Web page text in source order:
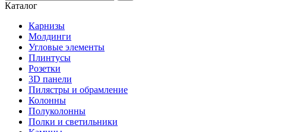
Каталог
Карнизы
Молдинги
Угловые элементы
Плинтусы
Розетки
3D панели
Пилястры и обрамление
Колонны
Полуколонны
Полки и светильники